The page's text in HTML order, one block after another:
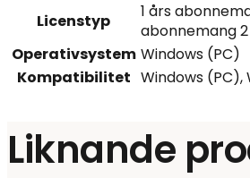
Licenstyp
1 års
abonnemang
Operativsystem Windows (PC)
Kompatibilitet Windows
Liknande